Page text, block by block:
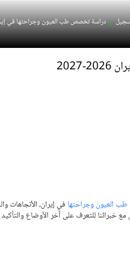
دراسة تخصص طب العيون وجراحتها في إيران
العيون وجراحتها في إيران،الأتجاهات
خبرائنا للتعرف على آخر الأوضاع